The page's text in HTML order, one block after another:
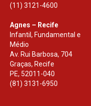
(11) 3121-4600
Agnes – Recife
Infantil, Fundamental e
Médio
Av. Rui Barbosa, 704
Graças, Recife
PE, 52011-040
(81) 3131-6950